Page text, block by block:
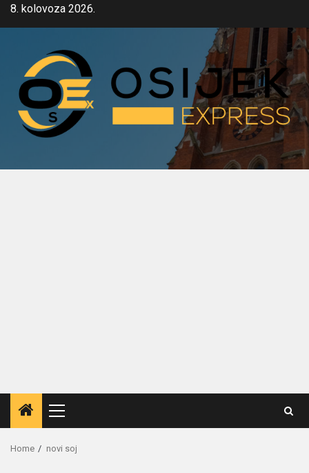
Skip8. kolovoza 2026.
Primary
Menu
Home novi soj